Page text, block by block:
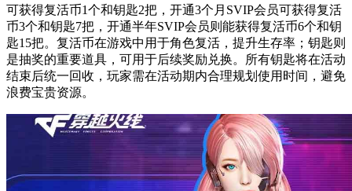
可获得复活币1个和钥匙2把，开通3个月SVIP会员可获得复活
币3个和钥匙7把，开通半年SVIP会员则能获得复活币6个和钥
匙15把。复活币在游戏中用于角色复活，提升生存率；钥匙则
是抽奖的重要道具，可用于后续奖励兑换。所有钥匙将在活动
结束后统一回收，玩家需在活动期内合理规划使用时间，避免
浪费宝贵资源。